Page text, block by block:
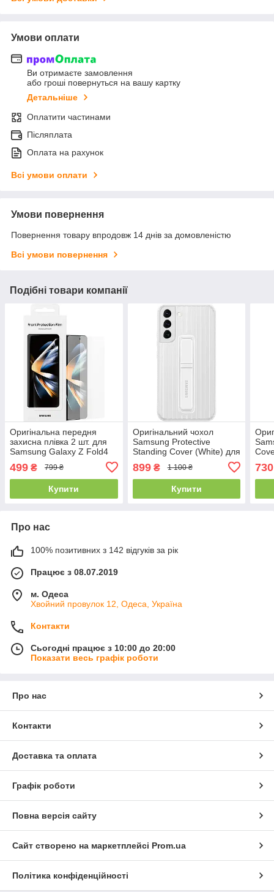
Умови оплати
Ви отримаєте замовлення
або гроші повернуться на вашу картку
Детальніше
Оплатити частинами
Післяплата
Оплата на рахунок
Всі умови оплати
Умови повернення
Повернення товару впродовж 14 днів за домовленістю
Всі умови повернення
Подібні товари компанії
Оригінальна передня
захисна плівка 2 шт. для
Samsung Galaxy Z Fold4
499 ₴ 799 ₴
Купити
Оригінальний чохол
Samsung Protective
Standing Cover (White) для
899₴ 1 100 ₴
Купити
730
Про нас
100% позитивних з 142 відгуків за рік
Працює з 08.07.2019
м. Одеса
Хвойний провулок 12, Одеса, Україна
Контакти
Сьогодні працює з 10:00 до 20:00
Показати весь графік роботи
Про нас
Контакти
Доставка та оплата
Графік роботи
Повна версія сайту
Сайт створено на маркетплейсі Prom.ua
Політика конфіденційності